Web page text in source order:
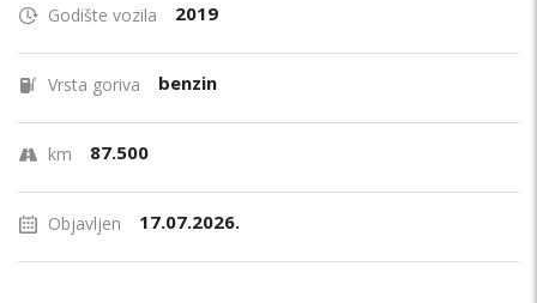
Godište vozila 2019
Vrsta goriva benzin
km 87.500
Objavljen 17.07.2026.